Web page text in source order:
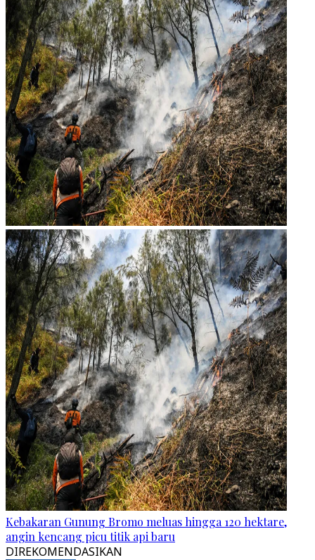
Kebakaran Gunung Bromo meluas hingga 120 hektare,
angin kencang picu titik api baru
DIREKOMENDASIKAN